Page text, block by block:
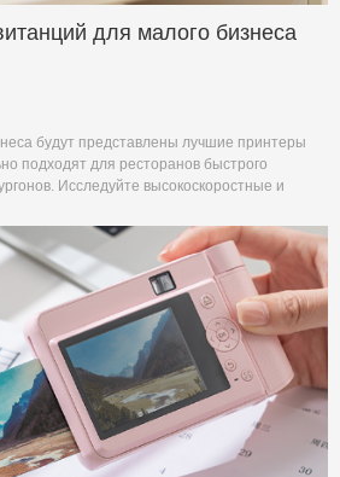
для малого бизнеса
будут представлены лучшие принтеры
подходят для ресторанов быстрого
Исследуйте высокоскоростные и